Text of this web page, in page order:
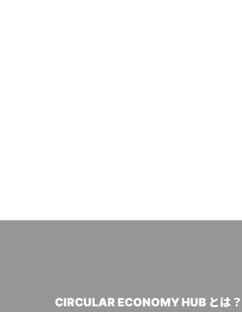
CIRCULAR ECONOMY HUB とは？